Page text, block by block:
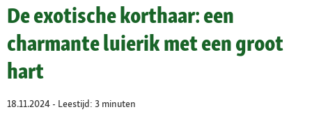
De exotische korthaar: een
charmante luierik met een groot
hart
18.11.2024 - Leestijd: 3 minuten